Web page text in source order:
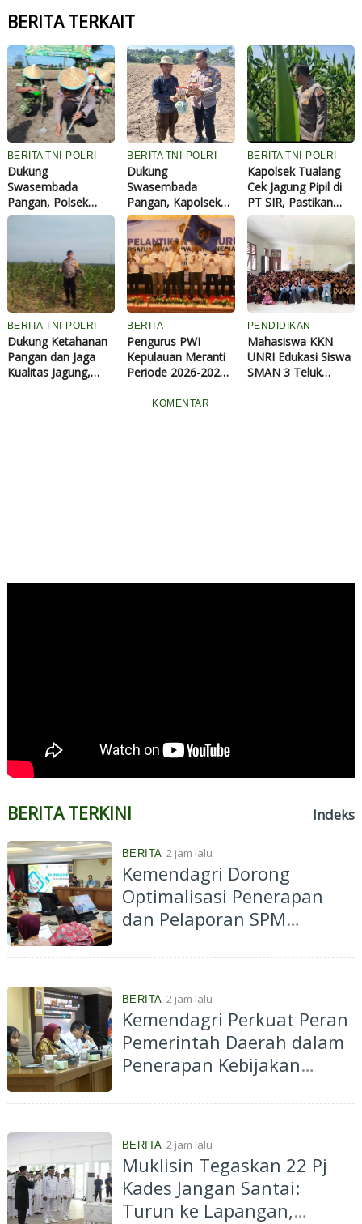
BERITA TERKAIT
BERITA TNI-POLRI
Dukung
Swasembada
Pangan, Polsek
Tualang dan
Tanam Jagung
Kuartal III di Ponpes
Abu Huroiroh
BERITA TNI-POLRI
Dukung
Swasembada
Pangan, Kapolsek
Tualang Serahkan
Bibit Jagung Pipil
Kepada Ponpes Abu
Huroiroh
BERITA TNI-POLRI
Kapolsek Tualang
Cek Jagung Pipil di
PT SIR, Pastikan
Pertumbuhan
Maksimal Dukung
Ketahanan Pangan
BERITA TNI-POLRI
Dukung Ketahanan
Pangan dan Jaga
Kualitas Jagung,
BERITA
Pengurus PWI
Kepulauan Meranti
Periode 2026-2029
PENDIDIKAN
Mahasiswa KKN
UNRI Edukasi Siswa
SMAN 3 Teluk
KOMENTAR
BERITA TERKINI Indeks
BERITA 2 jam lalu
Kemendagri Dorong
Optimalisasi Penerapan
dan Pelaporan SPM
Selatan Tahun 2026
BERITA 2 jam lalu
Kemendagri Perkuat Peran
Pemerintah Daerah dalam
Penerapan Kebijakan
Transmigrasi
BERITA 2 jam lalu
Muklisin Tegaskan 22 Pj
Kades Jangan Santai:
Turun ke Lapangan,